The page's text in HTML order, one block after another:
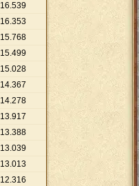
16.539
16.353
15.768
15.499
15.028
14.367
14.278
13.917
13.388
13.039
13.013
12.316